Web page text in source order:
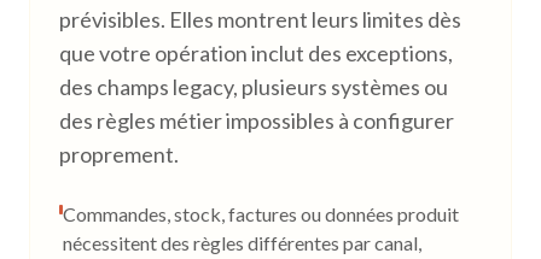
prévisibles. Elles montrent leurs limites dès
que votre opération inclut des exceptions,
des champs legacy, plusieurs systèmes ou
des règles métier impossibles à configurer
proprement.
Commandes, stock, factures ou données produit
nécessitent des règles différentes par canal,